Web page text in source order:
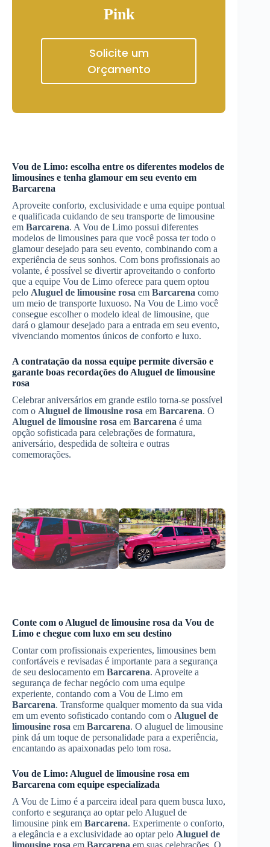
Pink
Solicite um
Orçamento
Vou de Limo: escolha entre os diferentes modelos de
limousines e tenha glamour em seu evento em
Barcarena
Aproveite conforto, exclusividade e uma equipe pontual
e qualificada cuidando de seu transporte de limousine
em Barcarena. A Vou de Limo possui diferentes
modelos de limousines para que você possa ter todo o
glamour desejado para seu evento, combinando com a
experiência de seus sonhos. Com bons profissionais ao
volante, é possível se divertir aproveitando o conforto
que a equipe Vou de Limo oferece para quem optou
pelo Aluguel de limousine rosa em Barcarena como
um meio de transporte luxuoso. Na Vou de Limo você
consegue escolher o modelo ideal de limousine, que
dará o glamour desejado para a entrada em seu evento,
vivenciando momentos únicos de conforto e luxo.
A contratação da nossa equipe permite diversão e
garante boas recordações do Aluguel de limousine
rosa
Celebrar aniversários em grande estilo torna-se possível
com o Aluguel de limousine rosa em Barcarena. O
Aluguel de limousine rosa em Barcarena é uma
opção sofisticada para celebrações de formatura,
aniversário, despedida de solteira e outras
comemorações.
Conte com o Aluguel de limousine rosa da Vou de
Limo e chegue com luxo em seu destino
Contar com profissionais experientes, limousines bem
confortáveis e revisadas é importante para a segurança
de seu deslocamento em Barcarena. Aproveite a
segurança de fechar negócio com uma equipe
experiente, contando com a Vou de Limo em
Barcarena. Transforme qualquer momento da sua vida
em um evento sofisticado contando com o Aluguel de
limousine rosa em Barcarena. O aluguel de limousine
pink dá um toque de personalidade para a experiência,
encantando as apaixonadas pelo tom rosa.
Vou de Limo: Aluguel de limousine rosa em
Barcarena com equipe especializada
A Vou de Limo é a parceira ideal para quem busca luxo,
conforto e segurança ao optar pelo Aluguel de
limousine pink em Barcarena. Experimente o conforto,
a elegância e a exclusividade ao optar pelo Aluguel de
limousine rosa em Barcarena em suas celebrações. O